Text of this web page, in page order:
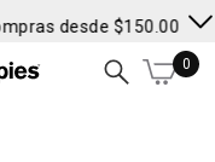
desde $150.000 •
0